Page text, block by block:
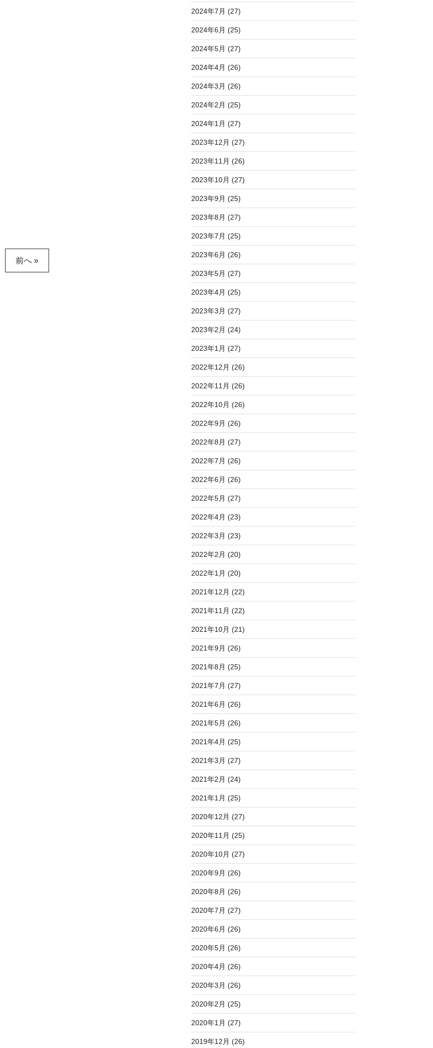
前へ »
2024年7月 (27)
2024年6月 (25)
2024年5月 (27)
2024年4月 (26)
2024年3月 (26)
2024年2月 (25)
2024年1月 (27)
2023年12月 (27)
2023年11月 (26)
2023年10月 (27)
2023年9月 (25)
2023年8月 (27)
2023年7月 (25)
2023年6月 (26)
2023年5月 (27)
2023年4月 (25)
2023年3月 (27)
2023年2月 (24)
2023年1月 (27)
2022年12月 (26)
2022年11月 (26)
2022年10月 (26)
2022年9月 (26)
2022年8月 (27)
2022年7月 (26)
2022年6月 (26)
2022年5月 (27)
2022年4月 (23)
2022年3月 (23)
2022年2月 (20)
2022年1月 (20)
2021年12月 (22)
2021年11月 (22)
2021年10月 (21)
2021年9月 (26)
2021年8月 (25)
2021年7月 (27)
2021年6月 (26)
2021年5月 (26)
2021年4月 (25)
2021年3月 (27)
2021年2月 (24)
2021年1月 (25)
2020年12月 (27)
2020年11月 (25)
2020年10月 (27)
2020年9月 (26)
2020年8月 (26)
2020年7月 (27)
2020年6月 (26)
2020年5月 (26)
2020年4月 (26)
2020年3月 (26)
2020年2月 (25)
2020年1月 (27)
2019年12月 (26)